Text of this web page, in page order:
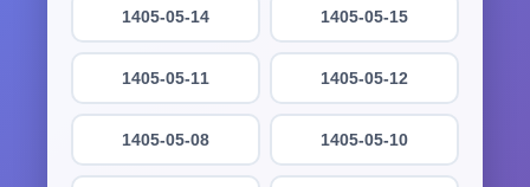
1405-05-15
1405-05-14
1405-05-12
1405-05-11
1405-05-10
1405-05-08